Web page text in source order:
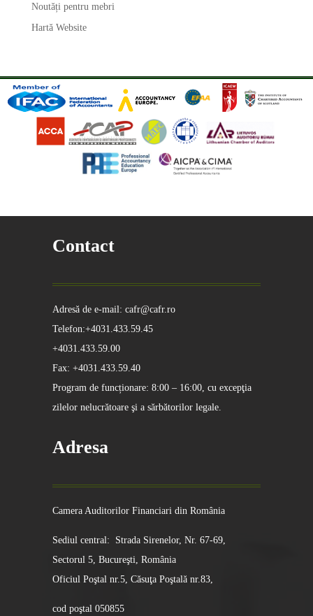
Noutăți pentru mebri
Hartă Website
Contact
Adresă de e-mail: cafr@cafr.ro
Telefon:+4031.433.59.45
+4031.433.59.00
Fax: +4031.433.59.40
Program de funcționare: 8:00 – 16:00, cu excepţia
zilelor nelucrătoare şi a sărbătorilor legale.
Adresa
Camera Auditorilor Financiari din România
Sediul central: Strada Sirenelor, Nr. 67-69,
Sectorul 5, Bucureşti, România
Oficiul Poştal nr.5, Căsuţa Poştală nr.83,
cod poştal 050855